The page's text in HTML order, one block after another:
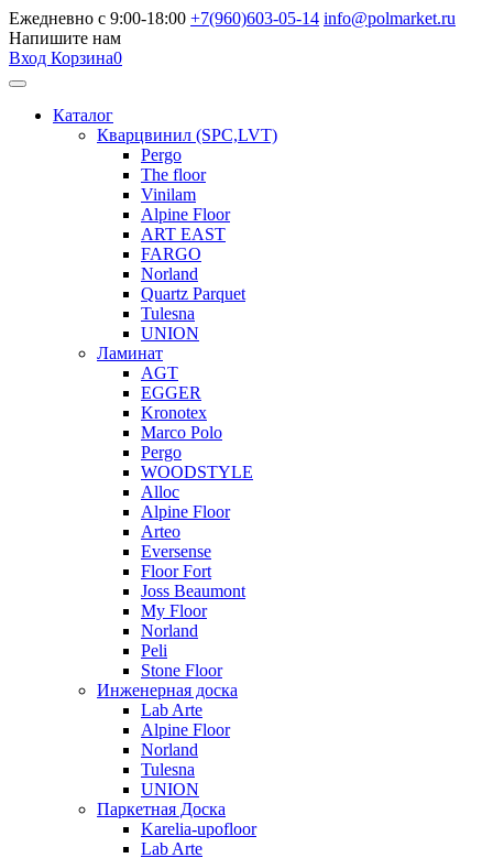
Ежедневно с 9:00-18:00 +7(960)603-05-14 info@polmarket.ru
Напишите нам
Вход Корзина0
Каталог
Кварцвинил (SPC,LVT)
Pergo
The floor
Vinilam
Alpine Floor
ART EAST
FARGO
Norland
Quartz Parquet
Tulesna
UNION
Ламинат
AGT
EGGER
Kronotex
Marco Polo
Pergo
WOODSTYLE
Alloc
Alpine Floor
Arteo
Eversense
Floor Fort
Joss Beaumont
My Floor
Norland
Peli
Stone Floor
Инженерная доска
Lab Arte
Alpine Floor
Norland
Tulesna
UNION
Паркетная Доска
Karelia-upofloor
Lab Arte